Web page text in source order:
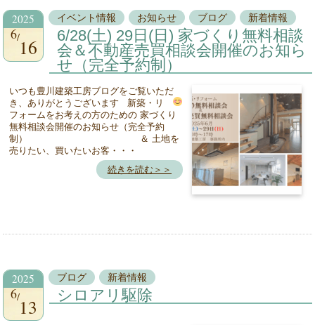
2025
6
16
イベント情報 お知らせ ブログ 新着情報
6/28(土) 29日(日) 家づくり無料相談
会＆不動産売買相談会開催のお知ら
せ（完全予約制）
いつも豊川建築工房ブログをご覧いただ
き、ありがとうございます 新築・リ
フォームをお考えの方のための 家づくり
無料相談会開催のお知らせ（完全予約
制） ＆ 土地を
売りたい、買いたいお客・・・
続きを読む＞＞
2025
6
13
ブログ 新着情報
シロアリ駆除